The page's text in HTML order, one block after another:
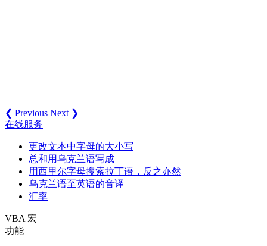
❮ Previous Next ❯
在线服务
更改文本中字母的大小写
总和用乌克兰语写成
用西里尔字母搜索拉丁语，反之亦然
乌克兰语至英语的音译
汇率
VBA 宏
功能